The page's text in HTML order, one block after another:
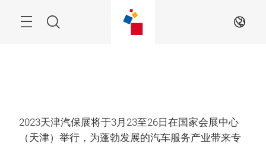
菜
ZH
2023天津汽保展将于3月23至26日在国家会展中心
（天津）举行，为蓬勃发展的汽车服务产业带来专